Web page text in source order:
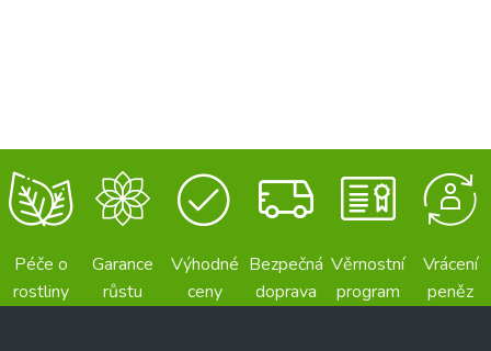
Péče o
rostliny
Garance
růstu
Výhodné
ceny
Bezpečná
doprava
Věrnostní
program
Vrácení
peněz